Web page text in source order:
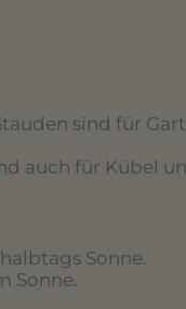
sind für
auch für Kübel
Sonne.
Sonne.